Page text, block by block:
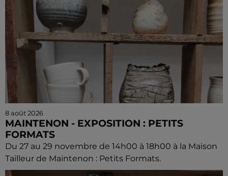
8 août 2026
MAINTENON - EXPOSITION : PETITS
FORMATS
Du 27 au 29 novembre de 14h00 à 18h00 à la Maison
Tailleur de Maintenon : Petits Formats.